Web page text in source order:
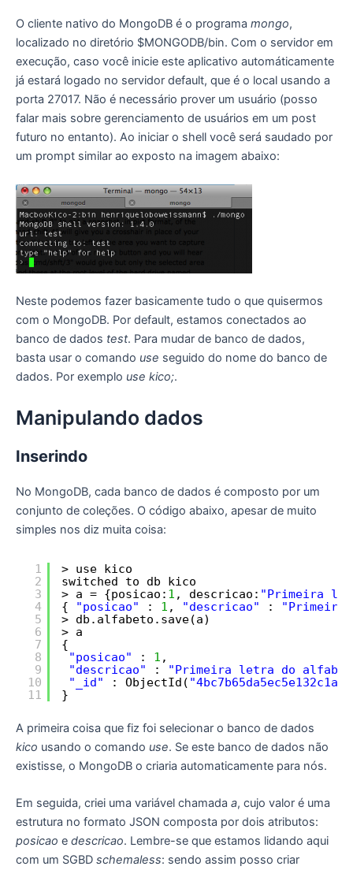
O cliente nativo do MongoDB é o programa mongo,
localizado no diretório $MONGODB/bin. Com o servidor em
execução, caso você inicie este aplicativo automáticamente
já estará logado no servidor default, que é o local usando a
porta 27017. Não é necessário prover um usuário (posso
falar mais sobre gerenciamento de usuários em um post
futuro no entanto). Ao iniciar o shell você será saudado por
um prompt similar ao exposto na imagem abaixo:
Neste podemos fazer basicamente tudo o que quisermos
com o MongoDB. Por default, estamos conectados ao
banco de dados test. Para mudar de banco de dados,
basta usar o comando use seguido do nome do banco de
dados. Por exemplo use kico;.
Manipulando dados
Inserindo
No MongoDB, cada banco de dados é composto por um
conjunto de coleções. O código abaixo, apesar de muito
simples nos diz muita coisa:
1
2
3
4
5
6
7
8
9
10
11
> use kico
switched to db kico
> a = {posicao: 1 , descricao: "Primeira
{
"posicao" : 1 , "descricao" :
> db.alfabeto.save(a)
> a
{
"posicao"
: 1 ,
"descricao"
:
"Primeira letra do
"_id"
: ObjectId(
}
A primeira coisa que fiz foi selecionar o banco de dados
kico usando o comando use. Se este banco de dados não
existisse, o MongoDB o criaria automaticamente para nós.
Em seguida, criei uma variável chamada a, cujo valor é uma
estrutura no formato JSON composta por dois atributos:
posicao e descricao. Lembre-se que estamos lidando aqui
com um SGBD schemaless: sendo assim posso criar